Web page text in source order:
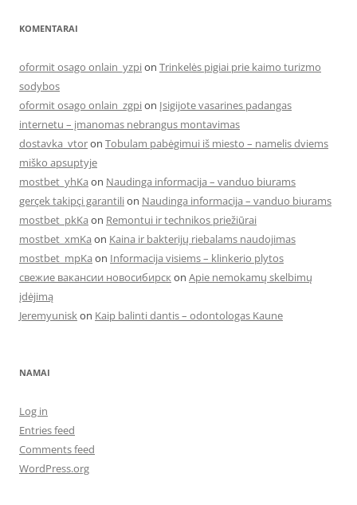
KOMENTARAI
oformit osago onlain_yzpion Trinkelės pigiai prie kaimo turizmo
sodybos
oformit osago onlain_zgpion Įsigijote vasarines padangas
internetu – įmanomas nebrangus montavimas
dostavka_vtoron Tobulam pabėgimui iš miesto – namelis dviems
miško apsuptyje
mostbet_yhKa on Naudinga informacija – vanduo biurams
gerçek takipçi garantilion Naudinga informacija – vanduo biurams
mostbet_pkKa on Remontui ir technikos priežiūrai
mostbet_xmKa on Kaina ir bakterijų riebalams naudojimas
mostbet_mpKa on Informacija visiems – klinkerio plytos
свежие вакансии новосибирскon Apie nemokamų skelbimų
įdėjimą
Jeremyuniskon Kaip balinti dantis – odontologas Kaune
NAMAI
Log in
Entries feed
Comments feed
WordPress.org